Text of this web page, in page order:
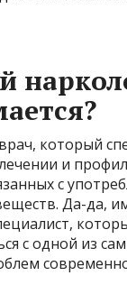
который
и
с
Да-да,
с одной из